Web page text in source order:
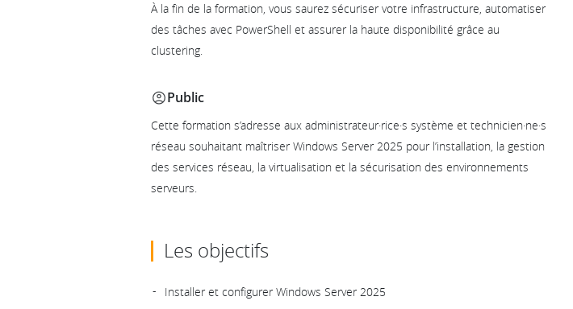
À la fin de la formation, vous saurez sécuriser votre infrastructure, automatiser
des tâches avec PowerShell et assurer la haute disponibilité grâce au
clustering.
Public
Cette formation s’adresse aux administrateur·rice·s système et technicien·ne·s
réseau souhaitant maîtriser Windows Server 2025 pour l’installation, la gestion
des services réseau, la virtualisation et la sécurisation des environnements
serveurs.
Les objectifs
Installer et configurer Windows Server 2025